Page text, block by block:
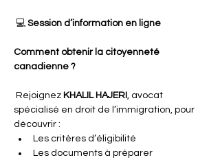
💻 Session d’information en ligne
Comment obtenir la citoyenneté
canadienne ?
Rejoignez KHALIL HAJERI , avocat
spécialisé en droit de l’immigration, pour
découvrir :
Les critères d’éligibilité
Les documents à préparer